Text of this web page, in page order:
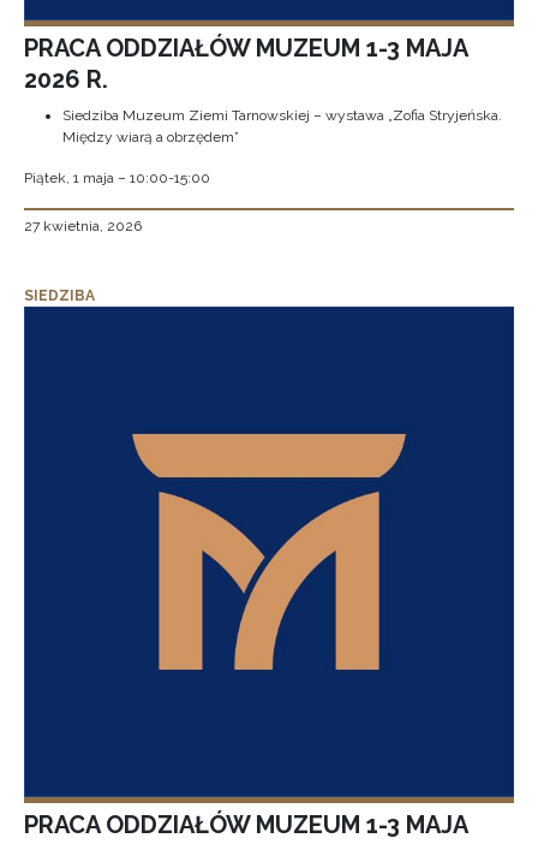
PRACA ODDZIAŁÓW MUZEUM 1-3 MAJA
2026 R.
Siedziba Muzeum Ziemi Tarnowskiej – wystawa „Zofia Stryjeńska.
Między wiarą a obrzędem”
Piątek, 1 maja – 10:00-15:00
27 kwietnia, 2026
SIEDZIBA
PRACA ODDZIAŁÓW MUZEUM 1-3 MAJA